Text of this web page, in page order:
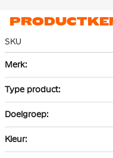
SKU
informatie